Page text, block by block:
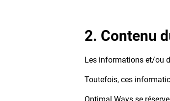
2. Contenu
Les informations et/ou
Toutefois, ces